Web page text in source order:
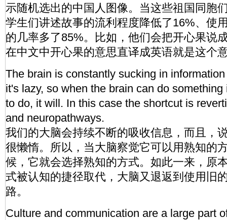
示随机选出的中国人图像。当这些祖国同胞
学生们讲述故事的流利程度降低了16%、使
的几率多了85%。比如，他们会把开心果说
在中文中开心果的意思直译成英语就是这个
The brain is constantly sucking in
it's lazy, so when the brain can do
to do, it will. In this case the shortcut is
and neuropathways.
我们的大脑会持续不断的吸收信息，而且，
很懒惰。所以，当大脑察觉它可以用熟知的
候，它就会选择熟知的方式。如此一来，原
式被认知的捷径取代，大脑又退返到使用旧
路。
Culture and communication are a large part